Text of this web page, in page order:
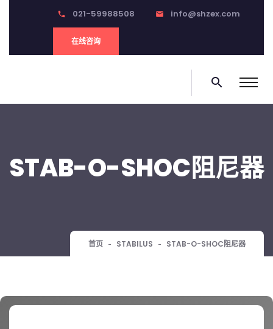
phone 021-59988508 email info@shzex.com
在线咨询
search
STAB-O-SHOC阻尼器
首页 STABILUS STAB-O-SHOC阻尼器